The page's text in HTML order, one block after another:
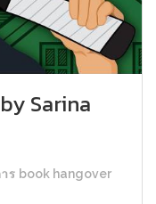
Sarina
ร book hangover